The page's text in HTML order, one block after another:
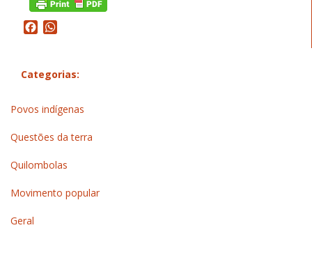
Facebook
Categorias:
Povos indígenas
Questões da terra
Quilombolas
Movimento popular
Geral